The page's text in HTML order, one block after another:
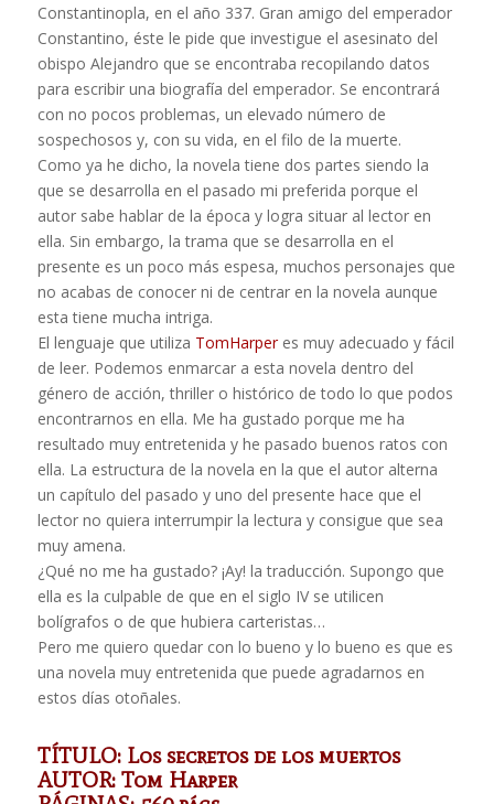
Constantinopla, en el año 337. Gran amigo del emperador
Constantino, éste le pide que investigue el asesinato del
obispo Alejandro que se encontraba recopilando datos
para escribir una biografía del emperador. Se encontrará
con no pocos problemas, un elevado número de
sospechosos y, con su vida, en el filo de la muerte.
Como ya he dicho, la novela tiene dos partes siendo la
que se desarrolla en el pasado mi preferida porque el
autor sabe hablar de la época y logra situar al lector en
ella. Sin embargo, la trama que se desarrolla en el
presente es un poco más espesa, muchos personajes que
no acabas de conocer ni de centrar en la novela aunque
esta tiene mucha intriga.
El lenguaje que utiliza TomHarperes muy adecuado y fácil
de leer. Podemos enmarcar a esta novela dentro del
género de acción, thriller o histórico de todo lo que podos
encontrarnos en ella. Me ha gustado porque me ha
resultado muy entretenida y he pasado buenos ratos con
ella. La estructura de la novela en la que el autor alterna
un capítulo del pasado y uno del presente hace que el
lector no quiera interrumpir la lectura y consigue que sea
muy amena.
¿Qué no me ha gustado? ¡Ay! la traducción. Supongo que
ella es la culpable de que en el siglo IV se utilicen
bolígrafos o de que hubiera carteristas…
Pero me quiero quedar con lo bueno y lo bueno es que es
una novela muy entretenida que puede agradarnos en
estos días otoñales.
TÍTULO: Los secretos de los muertos
AUTOR: Tom Harper